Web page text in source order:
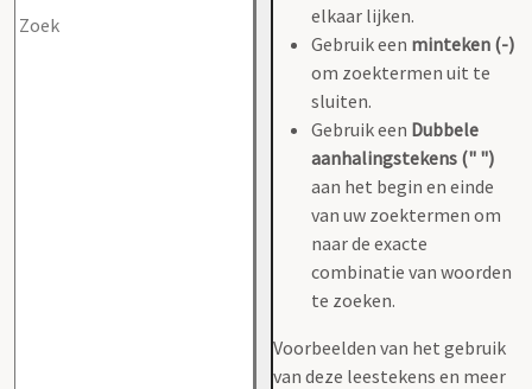
elkaar lijken.
Gebruik een minteken (-)
om zoektermen uit te
sluiten.
Gebruik een Dubbele
aanhalingstekens (" ")
aan het begin en einde
van uw zoektermen om
naar de exacte
combinatie van woorden
te zoeken.
Voorbeelden van het gebruik
van deze leestekens en meer